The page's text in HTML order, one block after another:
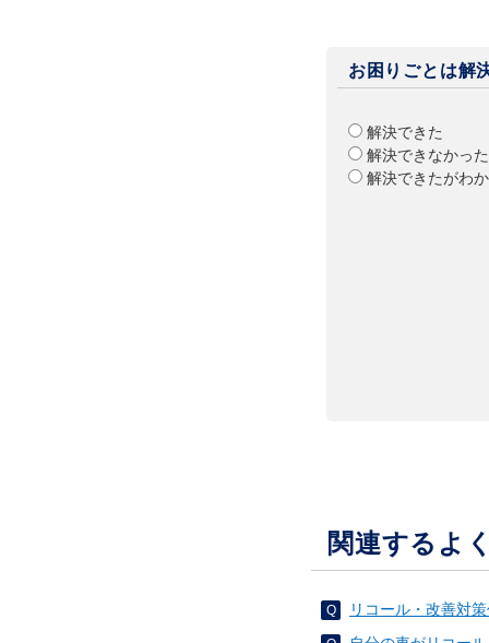
お困りごとは解
解決できた
解決できなかった
解決できたがわ
関連するよ
リコール・改善対